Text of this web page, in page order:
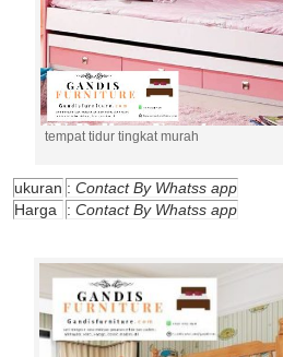
tempat tidur tingkat murah
ukuran : Contact By Whatss app
Harga
: Contact By Whatss app